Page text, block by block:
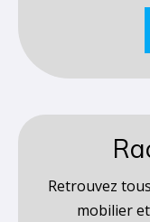
Retrouvez
mobilier